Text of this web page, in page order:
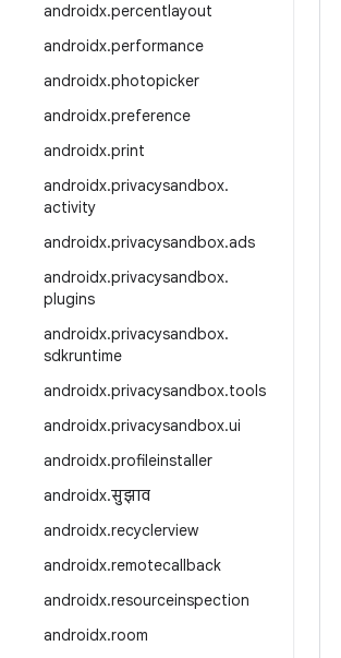
androidx.percentlayout
androidx.performance
androidx.photopicker
androidx.preference
androidx.print
androidx.privacysandbox.
activity
androidx.privacysandbox.ads
androidx.privacysandbox.
plugins
androidx.privacysandbox.
sdkruntime
androidx.privacysandbox.tools
androidx.privacysandbox.ui
androidx.profileinstaller
androidx.सुझाव
androidx.recyclerview
androidx.remotecallback
androidx.resourceinspection
androidx.room